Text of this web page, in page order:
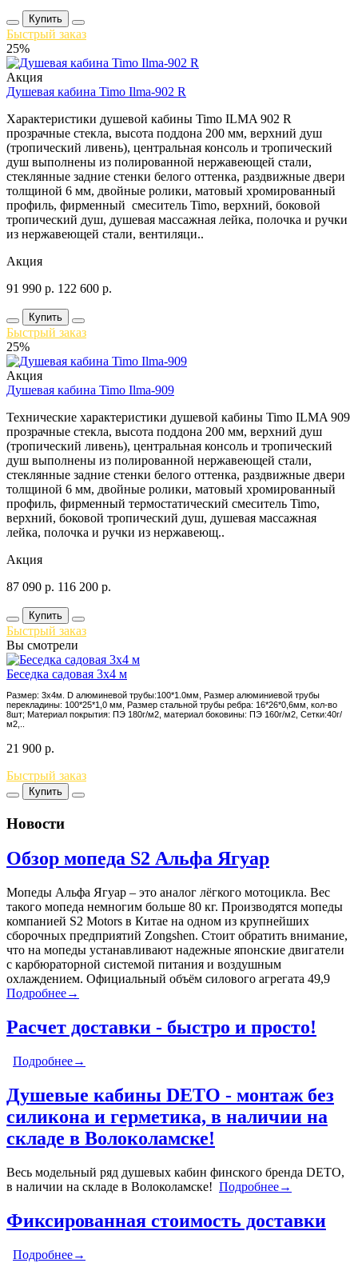
Купить
Быстрый заказ
25%
Акция
Душевая кабина Timo Ilma-902 R
Характеристики душевой кабины Timo ILMA 902 R
прозрачные стекла, высота поддона 200 мм, верхний душ
(тропический ливень), центральная консоль и тропический
душ выполнены из полированной нержавеющей стали,
стеклянные задние стенки белого оттенка, раздвижные двери
толщиной 6 мм, двойные ролики, матовый хромированный
профиль, фирменный смеситель Timo, верхний, боковой
тропический душ, душевая массажная лейка, полочка и ручки
из нержавеющей стали, вентиляци..
Акция
91 990 р. 122 600 р.
Купить
Быстрый заказ
25%
Акция
Душевая кабина Timo Ilma-909
Технические характеристики душевой кабины Timo ILMA 909
прозрачные стекла, высота поддона 200 мм, верхний душ
(тропический ливень), центральная консоль и тропический
душ выполнены из полированной нержавеющей стали,
стеклянные задние стенки белого оттенка, раздвижные двери
толщиной 6 мм, двойные ролики, матовый хромированный
профиль, фирменный термостатический смеситель Timo,
верхний, боковой тропический душ, душевая массажная
лейка, полочка и ручки из нержавеющ..
Акция
87 090 р. 116 200 р.
Купить
Быстрый заказ
Вы смотрели
Беседка садовая 3х4 м
Размер: 3х4м. D алюминевой трубы:100*1.0мм, Размер алюминиевой трубы
перекладины: 100*25*1,0 мм, Размер стальной трубы ребра: 16*26*0,6мм, кол-во
8шт; Материал покрытия: ПЭ 180г/м2, материал боковины: ПЭ 160г/м2, Сетки:40г/
м2,..
21 900 р.
Быстрый заказ
Купить
Новости
Обзор мопеда S2 Альфа Ягуар
Мопеды Альфа Ягуар – это аналог лёгкого мотоцикла. Вес
такого мопеда немногим больше 80 кг. Производятся мопеды
компанией S2 Motors в Китае на одном из крупнейших
сборочных предприятий Zongshen. Стоит обратить внимание,
что на мопеды устанавливают надежные японские двигатели
с карбюраторной системой питания и воздушным
охлаждением. Официальный объём силового агрегата 49,9
Подробнее→
Расчет доставки - быстро и просто!
Подробнее→
Душевые кабины DETO - монтаж без
силикона и герметика, в наличии на
складе в Волоколамске!
Весь модельный ряд душевых кабин финского бренда DETO,
в наличии на складе в Волоколамске! Подробнее→
Фиксированная стоимость доставки
Подробнее→